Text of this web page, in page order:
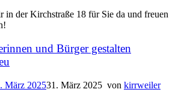
in der Kirchstraße 18 für Sie da und freuen
und Bürger gestalten
März 202531. März 2025 von kirrweiler